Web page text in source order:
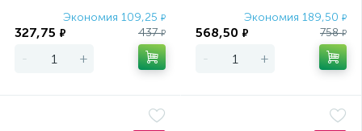
Экономия 109,25 ₽
327,75 ₽ 437₽
- +
Экономия 189,50 ₽
568,50 ₽ 758₽
- +